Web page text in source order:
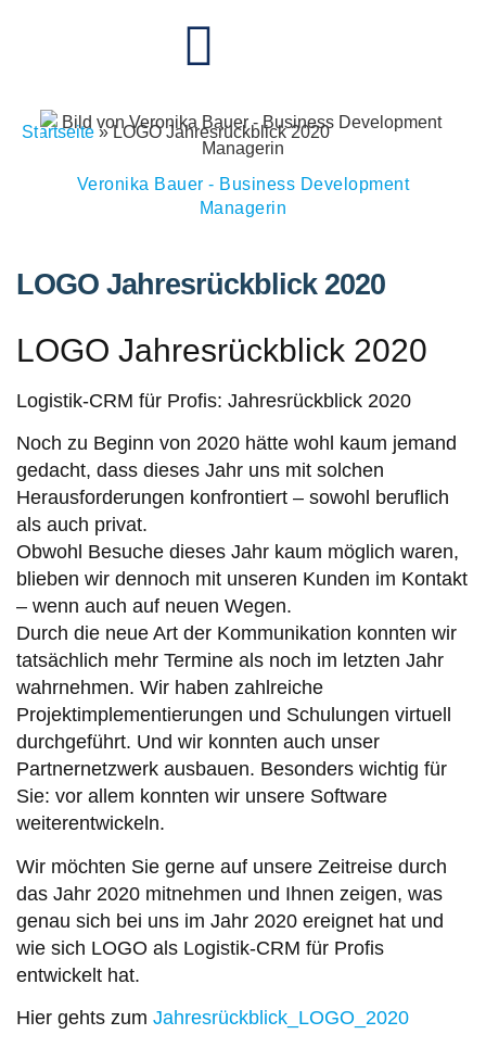
Startseite »LOGO Jahresrückblick 2020
Veronika Bauer - Business Development
Managerin
LOGO Jahresrückblick 2020
LOGO Jahresrückblick 2020
Logistik-CRM für Profis: Jahresrückblick 2020
Noch zu Beginn von 2020 hätte wohl kaum jemand
gedacht, dass dieses Jahr uns mit solchen
Herausforderungen konfrontiert – sowohl beruflich
als auch privat.
Obwohl Besuche dieses Jahr kaum möglich waren,
blieben wir dennoch mit unseren Kunden im Kontakt
– wenn auch auf neuen Wegen.
Durch die neue Art der Kommunikation konnten wir
tatsächlich mehr Termine als noch im letzten Jahr
wahrnehmen. Wir haben zahlreiche
Projektimplementierungen und Schulungen virtuell
durchgeführt. Und wir konnten auch unser
Partnernetzwerk ausbauen. Besonders wichtig für
Sie: vor allem konnten wir unsere Software
weiterentwickeln.
Wir möchten Sie gerne auf unsere Zeitreise durch
das Jahr 2020 mitnehmen und Ihnen zeigen, was
genau sich bei uns im Jahr 2020 ereignet hat und
wie sich LOGO als Logistik-CRM für Profis
entwickelt hat.
Hier gehts zum Jahresrückblick_LOGO_2020